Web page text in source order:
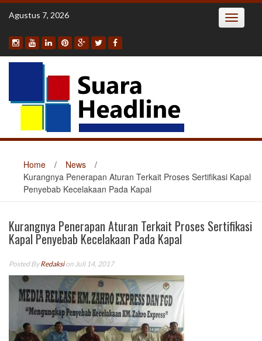
Skip
Agustus 7, 2026 Toggle
Home / News
/
Kurangnya Penerapan Aturan Terkait Proses Sertifikasi Kapal
Penyebab Kecelakaan Pada Kapal
Kurangnya Penerapan Aturan Terkait Proses Sertifikasi
Kapal Penyebab Kecelakaan Pada Kapal
Posted ByRedaksion Juli 14, 2017